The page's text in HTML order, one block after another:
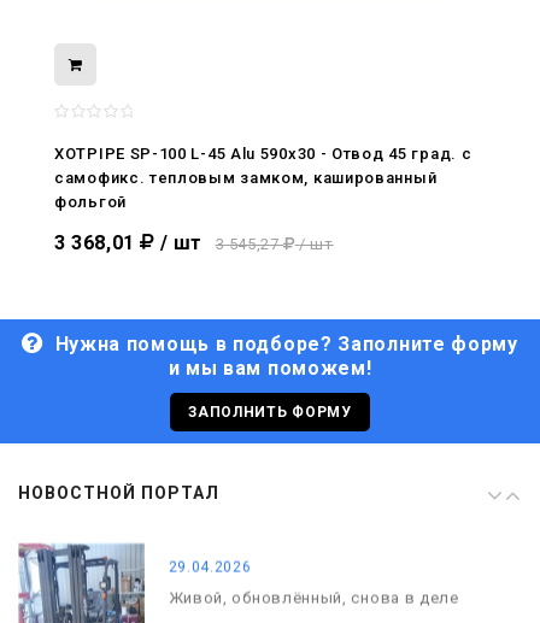
XOTPIPE SP-100 L-45 Alu 590x30 - Отвод 45 град. c
самофикс. тепловым замком, кашированный
фольгой
3 368,01 / шт 3 545,27 / шт
Нужна помощь в подборе? Заполните форму
и мы вам поможем!
ЗАПОЛНИТЬ ФОРМУ
НОВОСТНОЙ ПОРТАЛ
нами
29.06.2026
С Днём кораблестроителя!
С Днём Победы. Память, которая с
29.04.2026
Живой, обновлённый, снова в деле